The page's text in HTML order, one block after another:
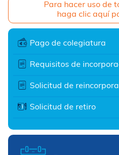
Para hacer uso de
haga clic aquí
Pago de colegiatura
Requisitos de
Solicitud de
Solicitud de retiro